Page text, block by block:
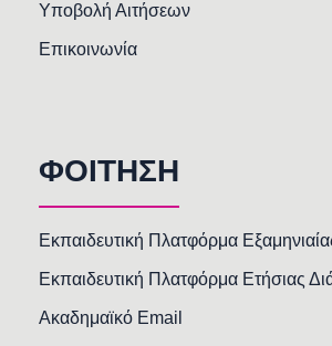
Υποβολή Αιτήσεων
Επικοινωνία
ΦΟΙΤΗΣΗ
Εκπαιδευτική Πλατφόρμα
Εκπαιδευτική Πλατφόρμα Ετήσιας
Ακαδημαϊκό Email